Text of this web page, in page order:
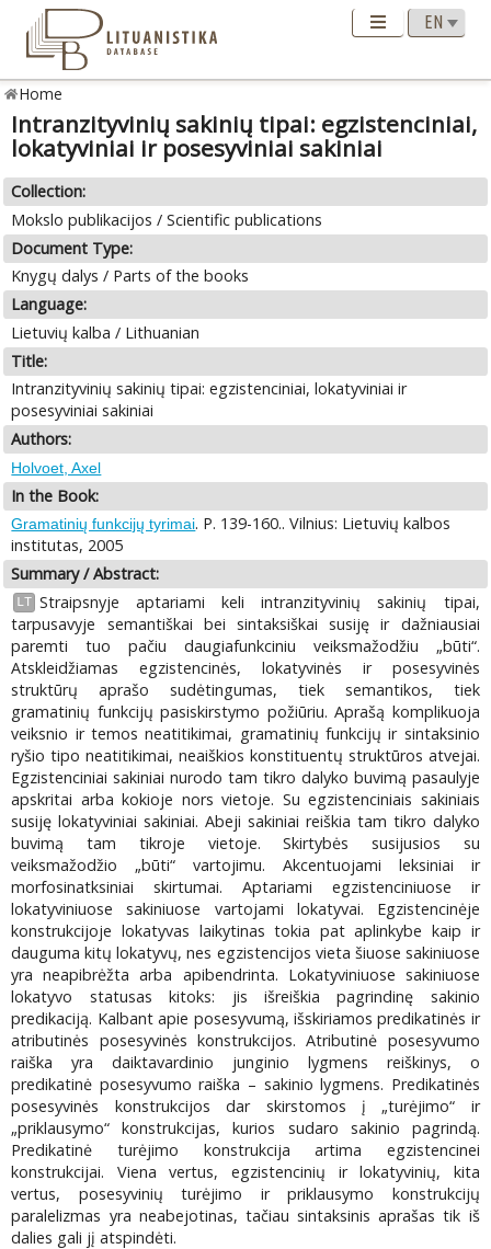
Home
Intranzityvinių sakinių tipai: egzistenciniai,
lokatyviniai ir posesyviniai sakiniai
Collection:
Mokslo publikacijos / Scientific publications
Document Type:
Knygų dalys / Parts of the books
Language:
Lietuvių kalba / Lithuanian
Title:
Intranzityvinių sakinių tipai: egzistenciniai, lokatyviniai ir
posesyviniai sakiniai
Authors:
Holvoet, Axel
In the Book:
Gramatinių funkcijų tyrimai. P. 139-160.. Vilnius: Lietuvių kalbos
institutas, 2005
Summary / Abstract:
LT Straipsnyje aptariami keli intranzityvinių sakinių tipai,
tarpusavyje semantiškai bei sintaksiškai susiję ir dažniausiai
paremti tuo pačiu daugiafunkciniu veiksmažodžiu „būti“.
Atskleidžiamas egzistencinės, lokatyvinės ir posesyvinės
struktūrų aprašo sudėtingumas, tiek semantikos, tiek
gramatinių funkcijų pasiskirstymo požiūriu. Aprašą komplikuoja
veiksnio ir temos neatitikimai, gramatinių funkcijų ir sintaksinio
ryšio tipo neatitikimai, neaiškios konstituentų struktūros atvejai.
Egzistenciniai sakiniai nurodo tam tikro dalyko buvimą pasaulyje
apskritai arba kokioje nors vietoje. Su egzistenciniais sakiniais
susiję lokatyviniai sakiniai. Abeji sakiniai reiškia tam tikro dalyko
buvimą tam tikroje vietoje. Skirtybės susijusios su
veiksmažodžio „būti“ vartojimu. Akcentuojami leksiniai ir
morfosinatksiniai skirtumai. Aptariami egzistenciniuose ir
lokatyviniuose sakiniuose vartojami lokatyvai. Egzistencinėje
konstrukcijoje lokatyvas laikytinas tokia pat aplinkybe kaip ir
dauguma kitų lokatyvų, nes egzistencijos vieta šiuose sakiniuose
yra neapibrėžta arba apibendrinta. Lokatyviniuose sakiniuose
lokatyvo statusas kitoks: jis išreiškia pagrindinę sakinio
predikaciją. Kalbant apie posesyvumą, išskiriamos predikatinės ir
atributinės posesyvinės konstrukcijos. Atributinė posesyvumo
raiška yra daiktavardinio junginio lygmens reiškinys, o
predikatinė posesyvumo raiška – sakinio lygmens. Predikatinės
posesyvinės konstrukcijos dar skirstomos į „turėjimo“ ir
„priklausymo“ konstrukcijas, kurios sudaro sakinio pagrindą.
Predikatinė turėjimo konstrukcija artima egzistencinei
konstrukcijai. Viena vertus, egzistencinių ir lokatyvinių, kita
vertus, posesyvinių turėjimo ir priklausymo konstrukcijų
paralelizmas yra neabejotinas, tačiau sintaksinis aprašas tik iš
dalies gali jį atspindėti.